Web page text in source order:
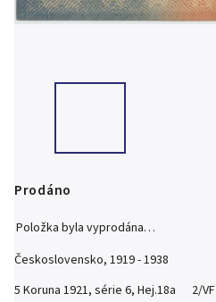
Prodáno
Položka byla vyprodána…
Československo, 1919 - 1938
5 Koruna 1921, série 6, Hej.18a 2/VF